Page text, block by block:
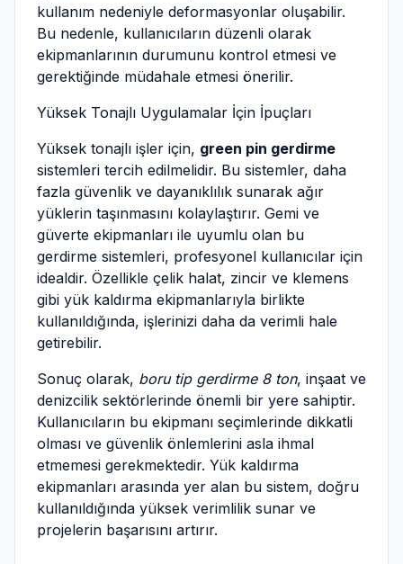
kullanım nedeniyle deformasyonlar oluşabilir.
Bu nedenle, kullanıcıların düzenli olarak
ekipmanlarının durumunu kontrol etmesi ve
gerektiğinde müdahale etmesi önerilir.
Yüksek Tonajlı Uygulamalar İçin İpuçları
Yüksek tonajlı işler için, green pin gerdirme
sistemleri tercih edilmelidir. Bu sistemler, daha
fazla güvenlik ve dayanıklılık sunarak ağır
yüklerin taşınmasını kolaylaştırır. Gemi ve
güverte ekipmanları ile uyumlu olan bu
gerdirme sistemleri, profesyonel kullanıcılar için
idealdir. Özellikle çelik halat, zincir ve klemens
gibi yük kaldırma ekipmanlarıyla birlikte
kullanıldığında, işlerinizi daha da verimli hale
getirebilir.
Sonuç olarak, boru tip gerdirme 8 ton, inşaat ve
denizcilik sektörlerinde önemli bir yere sahiptir.
Kullanıcıların bu ekipmanı seçimlerinde dikkatli
olması ve güvenlik önlemlerini asla ihmal
etmemesi gerekmektedir. Yük kaldırma
ekipmanları arasında yer alan bu sistem, doğru
kullanıldığında yüksek verimlilik sunar ve
projelerin başarısını artırır.